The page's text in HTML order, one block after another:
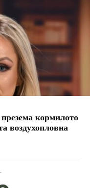
кормилото
воздухопловна